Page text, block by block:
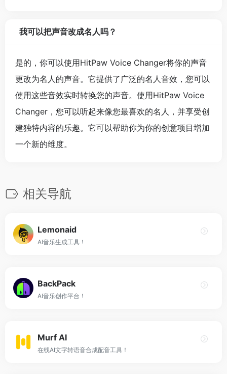
我可以把声音改成名人吗？
是的，你可以使用HitPaw Voice Changer将你的声音
更改为名人的声音。它提供了广泛的名人音效，您可以
使用这些音效实时转换您的声音。使用HitPaw Voice
Changer，您可以听起来像您最喜欢的名人，并享受创
建独特内容的乐趣。它可以帮助你为你的创意项目增加
一个新的维度。
相关导航
Lemonaid
AI音乐生成工具！
BackPack
AI音乐创作平台！
Murf AI
在线AI文字转语音合成配音工具！